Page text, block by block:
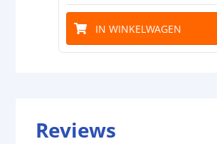
IN WINKELWAGEN
Reviews